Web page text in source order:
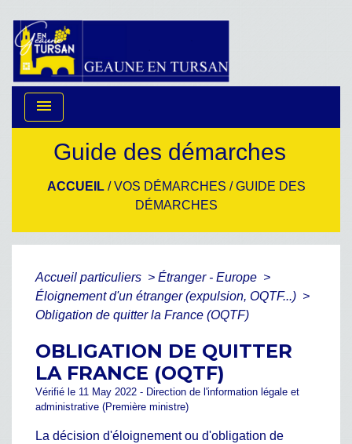
menu
Guide des démarches
ACCUEIL/VOS DÉMARCHES /GUIDE DES
DÉMARCHES
Accueil particuliers > Étranger - Europe >
Éloignement d'un étranger (expulsion, OQTF...) >
Obligation de quitter la France (OQTF)
OBLIGATION DE QUITTER
LA FRANCE (OQTF)
Vérifié le 11 May 2022 - Direction de l'information légale et
administrative (Première ministre)
La décision d'éloignement ou d'obligation de